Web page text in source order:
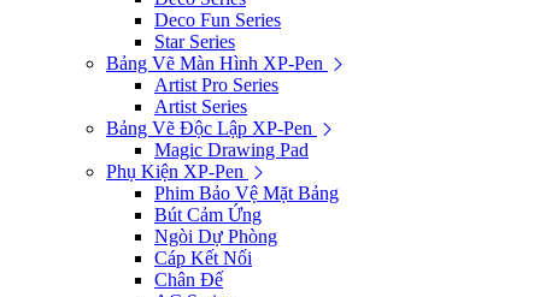
Deco Fun Series
Star Series
Bảng Vẽ Màn Hình XP-Pen
Artist Pro Series
Artist Series
Bảng Vẽ Độc Lập XP-Pen
Magic Drawing Pad
Phụ Kiện XP-Pen
Phim Bảo Vệ Mặt Bảng
Bút Cảm Ứng
Ngòi Dự Phòng
Cáp Kết Nối
Chân Đế